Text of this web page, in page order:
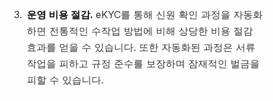
운영 비용 절감. eKYC를 통해 신원 확인 과정을 자동화
하면 전통적인 수작업 방법에 비해 상당한 비용 절감
효과를 얻을 수 있습니다. 또한 자동화된 과정은 서류
작업을 피하고 규정 준수를 보장하며 잠재적인 벌금을
피할 수 있습니다.